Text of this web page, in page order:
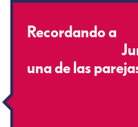
Recordando a
una de las